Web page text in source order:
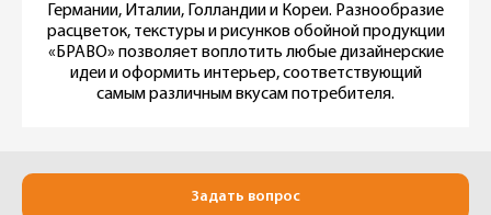
Германии, Италии, Голландии и Кореи. Разнообразие
расцветок, текстуры и рисунков обойной продукции
«БРАВО» позволяет воплотить любые дизайнерские
идеи и оформить интерьер, соответствующий
самым различным вкусам потребителя.
Задать вопрос